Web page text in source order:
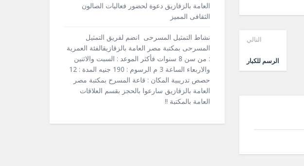
التالي
الرسم للكبار
العامة بالزقازيق دعوة لحضور فعاليات الصالون
الثقافى المميز
نشاط التمثيل المسرحى انضم لفريق التمثيل
المسرحى بمكتبة مصر العامة بالزقازيقالفئة العمرية
: من سن 8 سنوات فأكثر الموعد : السبت والاثنين
والاربعاء الساعة 3 م الرسوم : 190 جنيه المدة : 12
حصص تدريبية المكان : قاعة المسرح بمكتبة مصر
العامة بالزقازيق سارعوا بالحجز بقسم العلاقات
العامة بالمكتبة !!